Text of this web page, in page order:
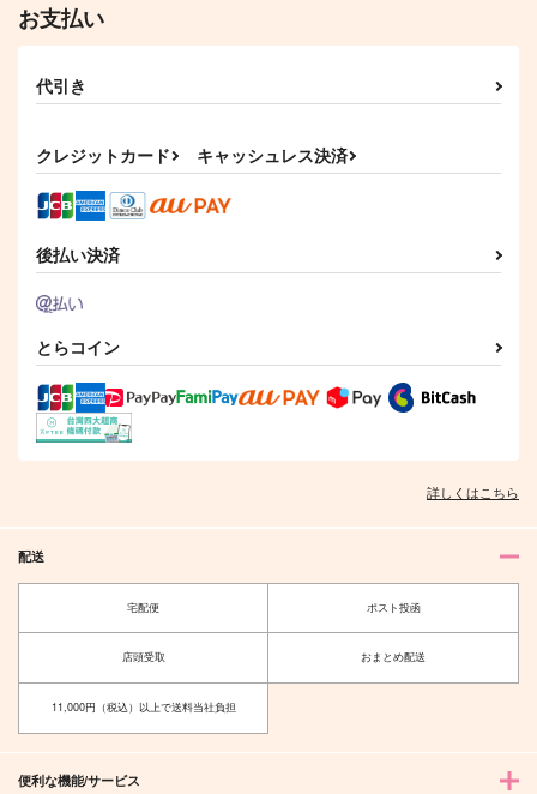
お支払い
代引き
クレジットカード キャッシュレス決済
後払い決済
とらコイン
詳しくはこちら
配送
宅配便 ポスト投函
店頭受取 おまとめ配送
11,000円（税込）以上で送料当社負担
便利な機能/サービス